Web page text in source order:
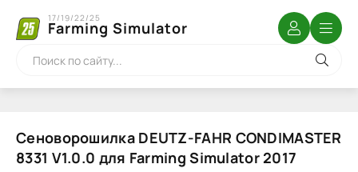
Farming Simulator
17/19/22/25
Сеноворошилка DEUTZ-FAHR CONDIMASTER
8331 V1.0.0 для Farming Simulator 2017